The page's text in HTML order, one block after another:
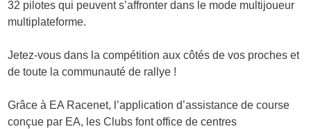
32 pilotes qui peuvent s’affronter dans le mode multijoueur
multiplateforme.
Jetez-vous dans la compétition aux côtés de vos proches et
de toute la communauté de rallye !
Grâce à EA Racenet, l’application d’assistance de course
conçue par EA, les Clubs font office de centres